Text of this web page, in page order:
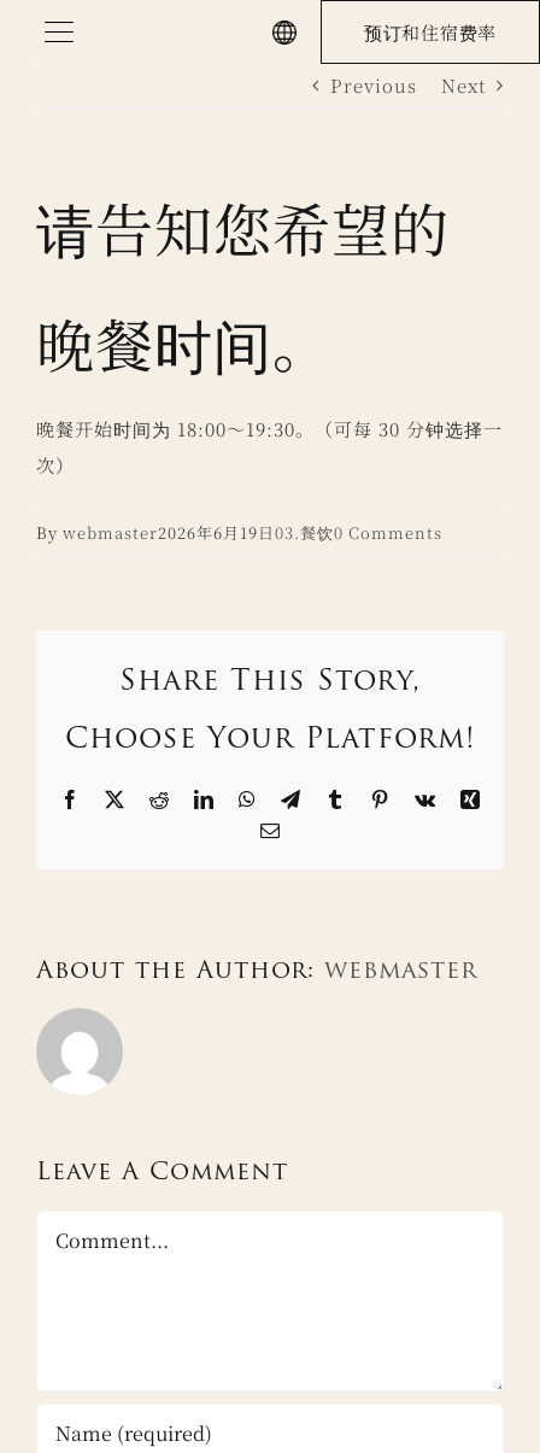
预订和住宿费率
Previous Next
请告知您希望的
晚餐时间。
晚餐开始时间为 18:00～19:30。（可每 30 分钟选择一
次）
By webmaster2026年6月19日03.餐饮0 Comments
Share This Story,
Choose Your Platform!
Facebook RedditLinkedInWhatsApp
Telegram
TumblrPinterest
Vk
Xing
Email
About the Author: webmaster
Leave A Comment